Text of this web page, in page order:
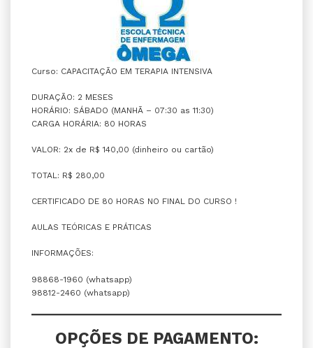
Curso: CAPACITAÇÃO EM TERAPIA INTENSIVA
DURAÇÃO: 2 MESES
HORÁRIO: SÁBADO (MANHÃ – 07:30 as 11:30)
CARGA HORÁRIA: 80 HORAS
VALOR: 2x de R$ 140,00 (dinheiro ou cartão)
TOTAL: R$ 280,00
CERTIFICADO DE 80 HORAS NO FINAL DO CURSO !
AULAS TEÓRICAS E PRÁTICAS
INFORMAÇÕES:
98868-1960 (whatsapp)
98812-2460 (whatsapp)
OPÇÕES DE PAGAMENTO: